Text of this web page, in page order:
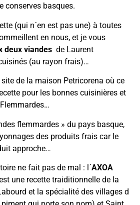
conserves basques.
(qui n´en est pas une) à toutes
en nous, et je vous
deux viandes de Laurent
(au rayon frais)…
de la maison Petricorena où ce
pour les bonnes cuisinières et
…
flemmardes » du pays basque,
des produits frais car le
approche…
ne fait pas de mal : l´AXOA
une recette traiditionnelle de la
et la spécialité des villages d